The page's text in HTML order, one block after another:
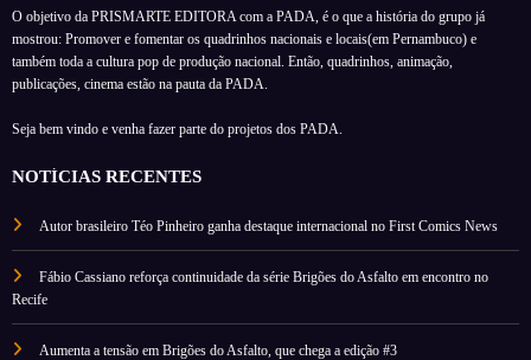
O objetivo da PRISMARTE EDITORA com a PADA, é o que a história do grupo já
mostrou: Promover e fomentar os quadrinhos nacionais e locais(em Pernambuco) e
também toda a cultura pop de produção nacional. Então, quadrinhos, animação,
publicações, cinema estão na pauta da PADA.
Seja bem vindo e venha fazer parte do projetos dos PADA.
NOTÍCIAS RECENTES
Autor brasileiro Téo Pinheiro ganha destaque internacional no First Comics News
Fábio Cassiano reforça continuidade da série Brigões do Asfalto em encontro no
Recife
Aumenta a tensão em Brigões do Asfalto, que chega a edição #3